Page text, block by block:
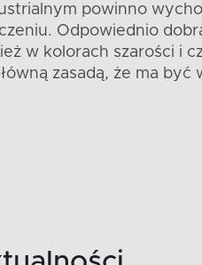
powinno
Odpowiednio
w kolorach szarości i
zasadą, że ma